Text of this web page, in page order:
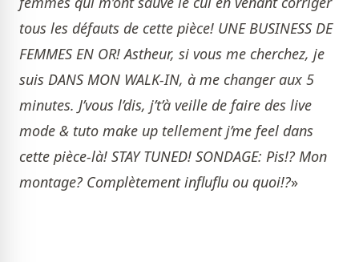
tous les défauts de cette pièce! UNE BUSINESS DE
FEMMES EN OR! Astheur, si vous me cherchez, je
suis DANS MON WALK-IN, à me changer aux 5
minutes. J’vous l’dis, j’t’à veille de faire des live
mode & tuto make up tellement j’me feel dans
cette pièce-là! STAY TUNED! SONDAGE: Pis!? Mon
montage? Complètement influflu ou quoi!?»